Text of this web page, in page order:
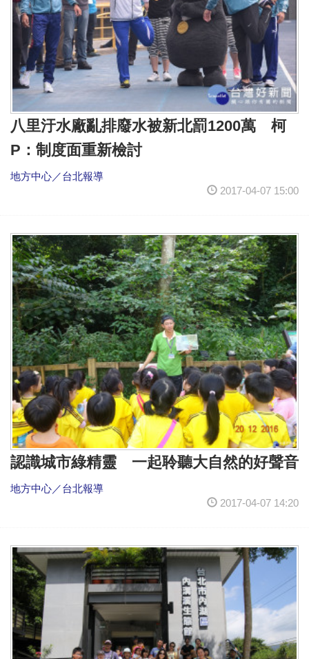
八里汙水廠亂排廢水被新北罰1200萬 柯
P：制度面重新檢討
地方中心／台北報導
2017-04-07 15:00
認識城市綠精靈 一起聆聽大自然的好聲音
地方中心／台北報導
2017-04-07 14:20